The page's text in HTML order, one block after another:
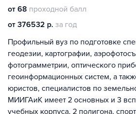
от 68 проходной балл
от 376532 р. за год
Профильный вуз по подготовке
геодезии, картографии,
фотограмметрии, оптического
геоинформационных систем, а
юристов, специалистов по
МИИГАиК имеет 2 основных и 3
учебных корпуса, 2 полигона,